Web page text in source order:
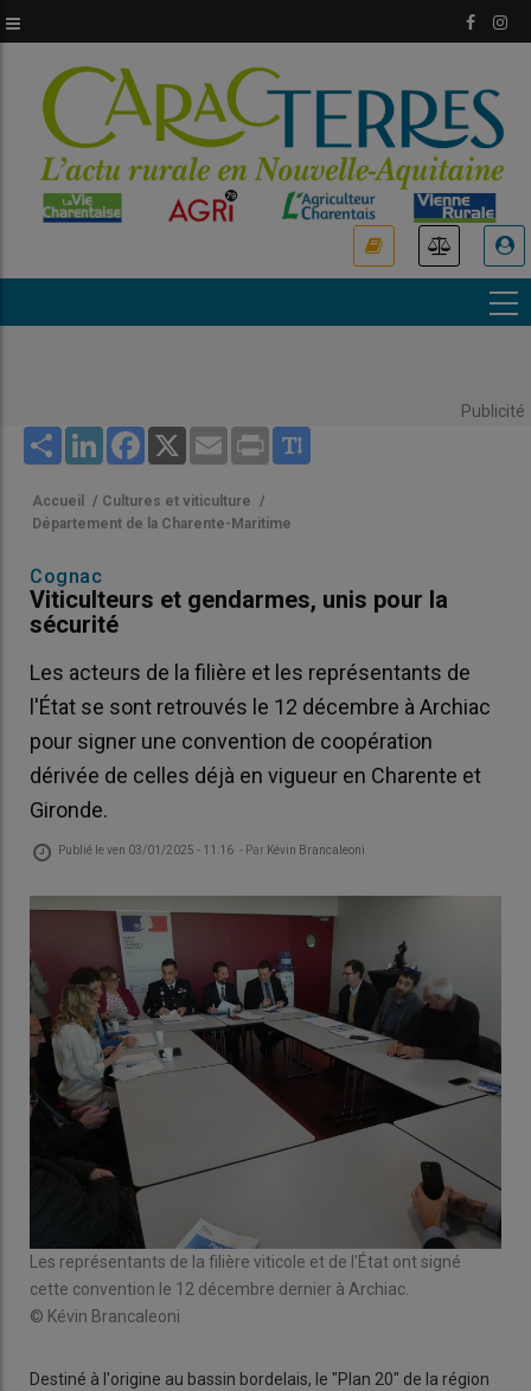
au
principal
Publicité
Share LinkedInFacebook
X Email Print
Accueil / Cultures et viticulture /
Département de la Charente-Maritime
Cognac
Viticulteurs et gendarmes, unis pour la
sécurité
Les acteurs de la filière et les représentants de
l'État se sont retrouvés le 12 décembre à Archiac
pour signer une convention de coopération
dérivée de celles déjà en vigueur en Charente et
Gironde.
Publié leven 03/01/2025 - 11:16 - Par Kévin Brancaleoni
Les représentants de la filière viticole et de l'État ont signé
cette convention le 12 décembre dernier à Archiac.
© Kévin Brancaleoni
Destiné à l'origine au bassin bordelais, le "Plan 20" de la région